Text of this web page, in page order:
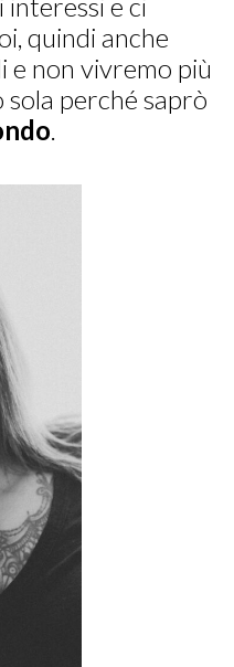
quindi anche
e non vivremo più
sola perché saprò
.